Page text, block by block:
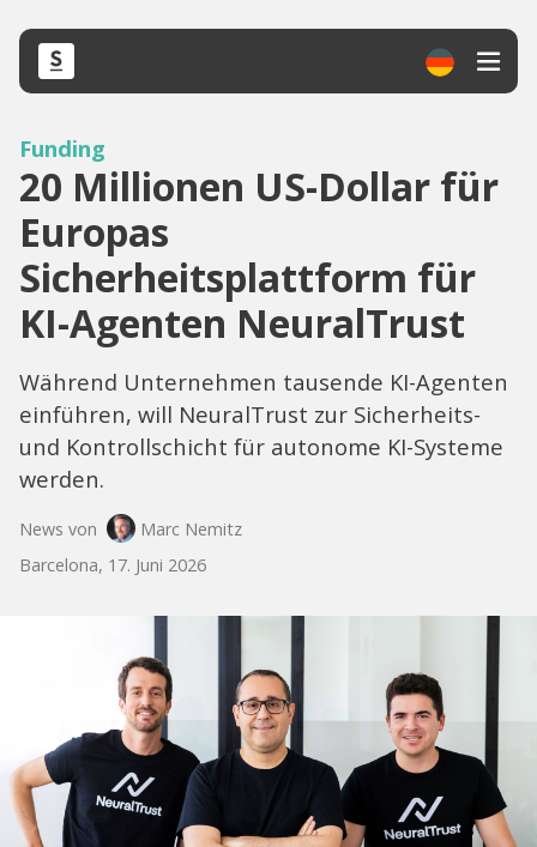
Funding
20 Millionen US-Dollar für
Europas
Sicherheitsplattform für
KI-Agenten NeuralTrust
Während Unternehmen tausende KI-Agenten
einführen, will NeuralTrust zur Sicherheits-
und Kontrollschicht für autonome KI-Systeme
werden.
News von
Marc Nemitz
Barcelona, 17. Juni 2026